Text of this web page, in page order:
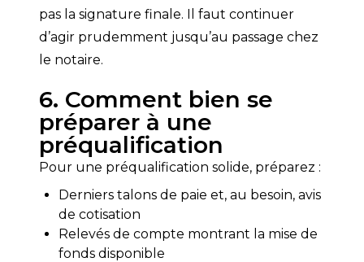
pas la signature finale. Il faut continuer
d’agir prudemment jusqu’au passage chez
le notaire.
6. Comment bien se
préparer à une
préqualification
Pour une préqualification solide, préparez :
Derniers talons de paie et, au besoin, avis
de cotisation
Relevés de compte montrant la mise de
fonds disponible